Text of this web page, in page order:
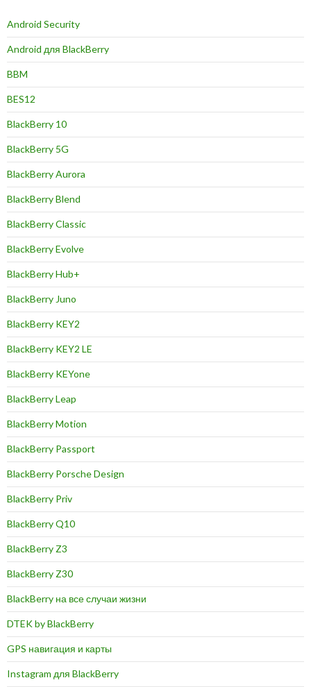
Android Security
Android для BlackBerry
BBM
BES12
BlackBerry 10
BlackBerry 5G
BlackBerry Aurora
BlackBerry Blend
BlackBerry Classic
BlackBerry Evolve
BlackBerry Hub+
BlackBerry Juno
BlackBerry KEY2
BlackBerry KEY2 LE
BlackBerry KEYone
BlackBerry Leap
BlackBerry Motion
BlackBerry Passport
BlackBerry Porsche Design
BlackBerry Priv
BlackBerry Q10
BlackBerry Z3
BlackBerry Z30
BlackBerry на все случаи жизни
DTEK by BlackBerry
GPS навигация и карты
Instagram для BlackBerry